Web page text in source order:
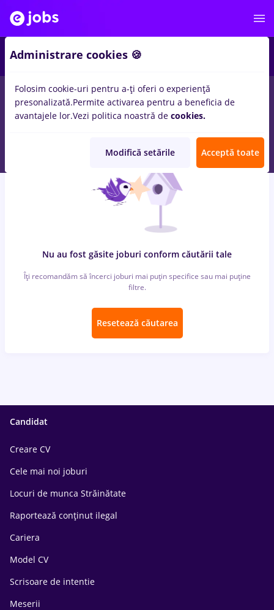
locuri de muncacu salarii med life, Part timeinStrainatate
pentruStudent, Fara experientainTransport / Distributie,
Medicina / Sanatate
Nu au fost găsite joburi conform căutării tale
Îți recomandăm să încerci joburi mai puțin specifice sau mai puține
filtre.
Resetează căutarea
Candidat
Creare CV
Cele mai noi joburi
Locuri de munca Străinătate
Raportează conținut ilegal
Cariera
Model CV
Scrisoare de intentie
Meserii
Administrare cookies 🍪
Folosim cookie-uri pentru a-ți oferi o experiență
presonalizată.Permite activarea pentru a beneficia de
avantajele lor.Vezi politica noastră de cookies.
Modifică setările Acceptă toate